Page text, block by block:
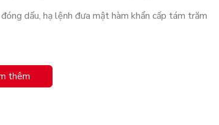
dấu, hạ lệnh đưa mật hàm khẩn cấp tám trăm
có thể nhìn ra được lúc viết mấy chữ này, vị đế
lời một chữ.
thêm